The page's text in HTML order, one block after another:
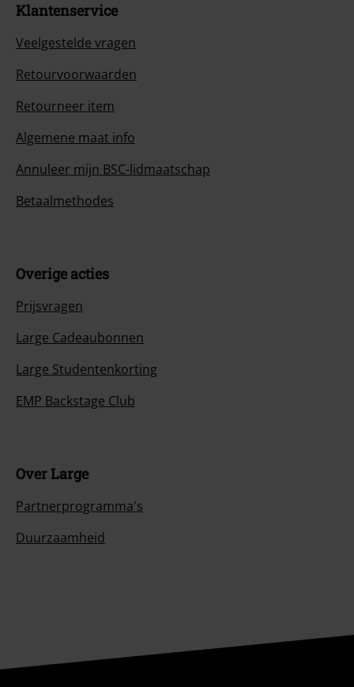
Klantenservice
Veelgestelde vragen
Retourvoorwaarden
Retourneer item
Algemene maat info
Annuleer mijn BSC-lidmaatschap
Betaalmethodes
Overige acties
Prijsvragen
Large Cadeaubonnen
Large Studentenkorting
EMP Backstage Club
Over Large
Partnerprogramma's
Duurzaamheid